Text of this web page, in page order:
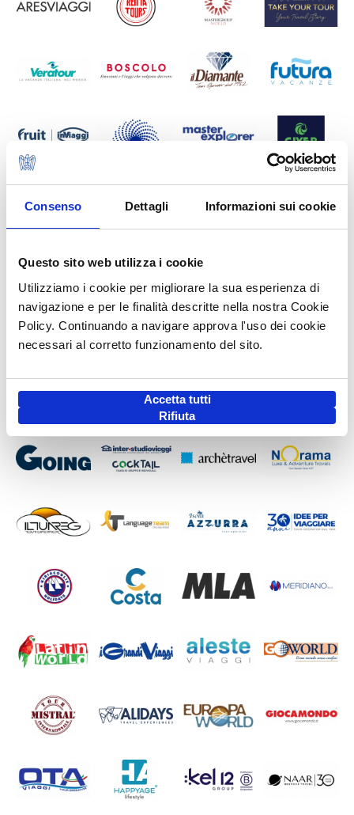
Consenso Dettagli Informazioni sui cookie
Questo sito web utilizza i cookie
Utilizziamo i cookie per migliorare la sua esperienza di
navigazione e per le finalità descritte nella nostra Cookie
Policy. Continuando a navigare approva l'uso dei cookie
necessari al corretto funzionamento del sito.
Accetta tutti
Rifiuta